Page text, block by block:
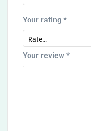
Your rating *
Your review *